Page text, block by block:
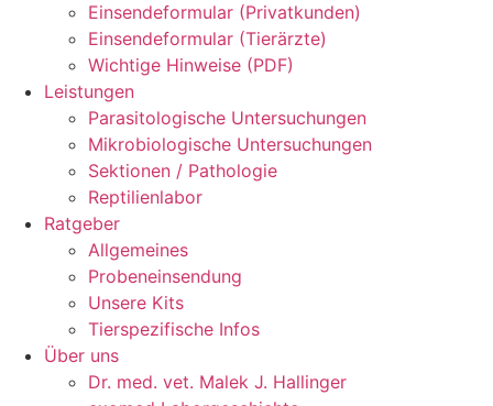
Einsendeformular (Privatkunden)
Einsendeformular (Tierärzte)
Wichtige Hinweise (PDF)
Leistungen
Parasitologische Untersuchungen
Mikrobiologische Untersuchungen
Sektionen / Pathologie
Reptilienlabor
Ratgeber
Allgemeines
Probeneinsendung
Unsere Kits
Tierspezifische Infos
Über uns
Dr. med. vet. Malek J. Hallinger